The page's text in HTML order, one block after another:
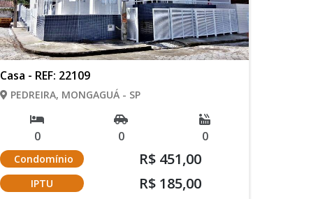
Casa - REF: 22109
PEDREIRA, MONGAGUÁ - SP
0 0 0
Condomínio R$ 451,00
IPTU
R$ 185,00